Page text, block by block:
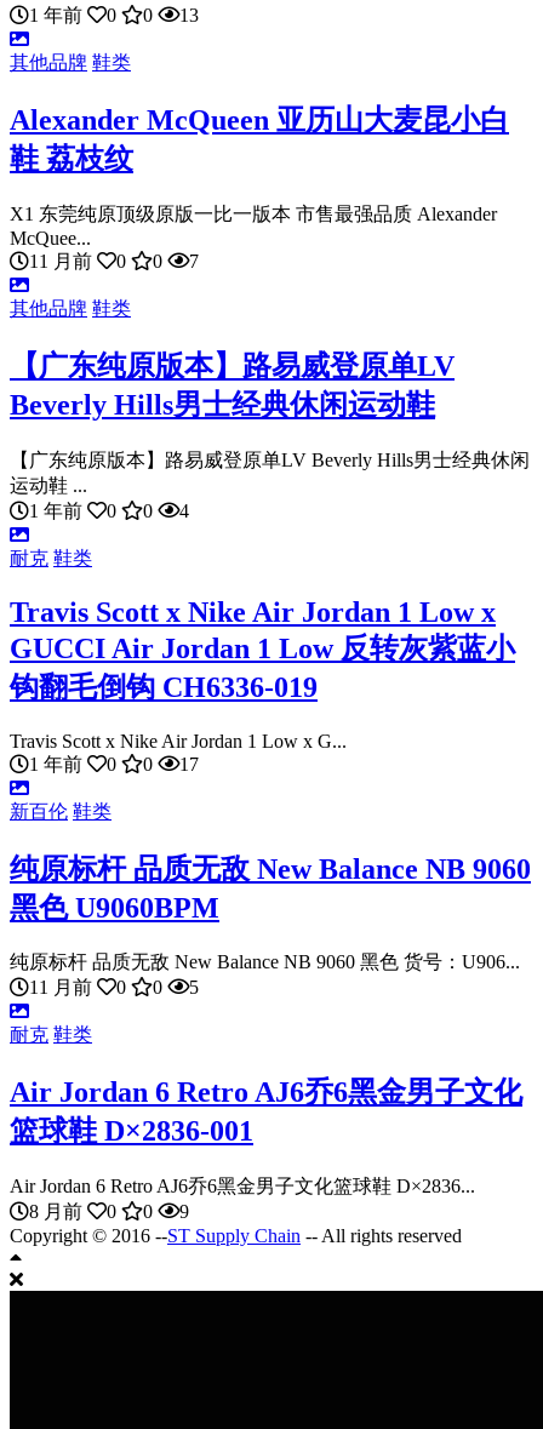
1 年前
0 0 13
其他品牌 鞋类
Alexander McQueen 亚历山大麦昆小白
鞋 荔枝纹
X1 东莞纯原顶级原版一比一版本 市售最强品质 Alexander
McQuee...
11 月前
0 0 7
其他品牌 鞋类
【广东纯原版本】路易威登原单LV
Beverly Hills男士经典休闲运动鞋
【广东纯原版本】路易威登原单LV Beverly Hills男士经典休闲
运动鞋 ...
1 年前
0 0 4
耐克 鞋类
Travis Scott x Nike Air Jordan 1 Low x
GUCCI Air Jordan 1 Low 反转灰紫蓝小
钩翻毛倒钩 CH6336-019
Travis Scott x Nike Air Jordan 1 Low x G...
1 年前
0 0 17
新百伦 鞋类
纯原标杆 品质无敌 New Balance NB 9060
黑色 U9060BPM
纯原标杆 品质无敌 New Balance NB 9060 黑色 货号：U906...
11 月前
0 0 5
耐克 鞋类
Air Jordan 6 Retro AJ6乔6黑金男子文化
篮球鞋 D×2836-001
Air Jordan 6 Retro AJ6乔6黑金男子文化篮球鞋 D×2836...
8 月前
0 0
9
Copyright © 2016 --ST Supply Chain -- All rights reserved